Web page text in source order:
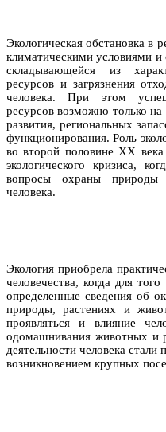
Экологическая обстановка в
климатическими условиями и
складывающейся из
ресурсов и загрязнения
человека. При этом
ресурсов возможно только
развития, региональных
функционирования. Роль
во второй половине XX
экологического кризиса,
вопросы охраны природы
человека.
Экология приобрела
человечества, когда для
определенные сведения об
природы, растениях и
проявляться и влияние
одомашнивания животных и
деятельности человека стали
возникновением крупных